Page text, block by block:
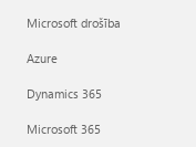
Microsoft drošība
Azure
Dynamics 365
Microsoft 365